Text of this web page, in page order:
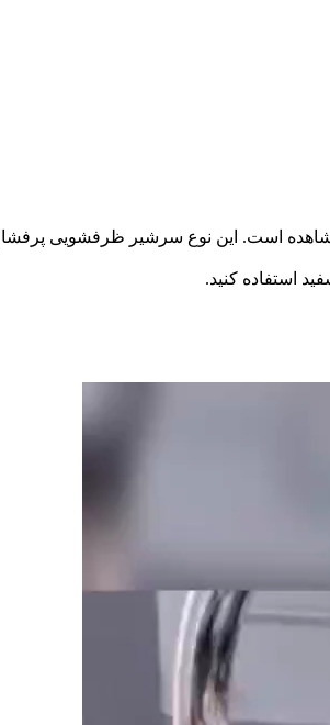
است. این نوع سرشیر ظرفشویی
استفاده کنید.